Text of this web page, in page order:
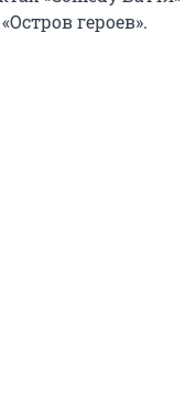
героев».